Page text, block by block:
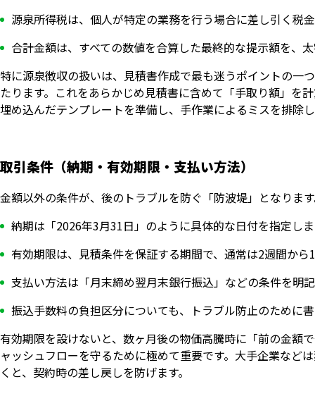
源泉所得税は、個人が特定の業務を行う場合に差し引く税
合計金額は、すべての数値を合算した最終的な提示額を、
特に源泉徴収の扱いは、見積書作成で最も迷うポイントの一
たります。これをあらかじめ見積書に含めて「手取り額」を
埋め込んだテンプレートを準備し、手作業によるミスを排除
取引条件（納期・有効期限・支払い方法）
金額以外の条件が、後のトラブルを防ぐ「防波堤」となりま
納期は「2026年3月31日」のように具体的な日付を指定し
有効期限は、見積条件を保証する期間で、通常は2週間から
支払い方法は「月末締め翌月末銀行振込」などの条件を明
振込手数料の負担区分についても、トラブル防止のために
有効期限を設けないと、数ヶ月後の物価高騰時に「前の金額
ャッシュフローを守るために極めて重要です。大手企業など
くと、契約時の差し戻しを防げます。